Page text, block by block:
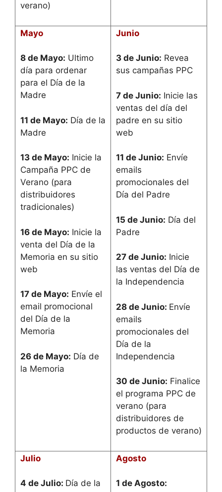
verano)
Mayo
8 de Mayo: Ultimo
día para ordenar
para el Día de la
Madre
11 de Mayo: Día de la
Madre
13 de Mayo: Inicie la
Campaña PPC de
Verano (para
distribuidores
tradicionales)
16 de Mayo: Inicie la
venta del Día de la
Memoria en su sitio
web
17 de Mayo: Envíe el
email promocional
del Día de la
Memoria
26 de Mayo: Día de
la Memoria
Junio
3 de Junio: Revea
sus campañas PPC
7 de Junio: Inicie las
ventas del día del
padre en su sitio
web
11 de Junio: Envíe
emails
promocionales del
Día del Padre
15 de Junio: Día del
Padre
27 de Junio: Inicie
las ventas del Día de
la Independencia
28 de Junio: Envíe
emails
promocionales del
Día de la
Independencia
30 de Junio: Finalice
el programa PPC de
verano (para
distribuidores de
productos de verano)
Julio
4 de Julio: Día de la
Agosto
1 de Agosto: